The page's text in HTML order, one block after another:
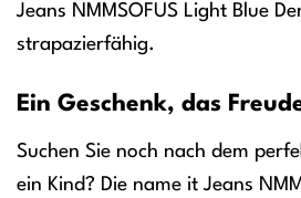
Jeans NMMSOFUS Light Blue
strapazierfähig.
Ein Geschenk, das
Suchen Sie noch nach dem
ein Kind? Die name it Jeans